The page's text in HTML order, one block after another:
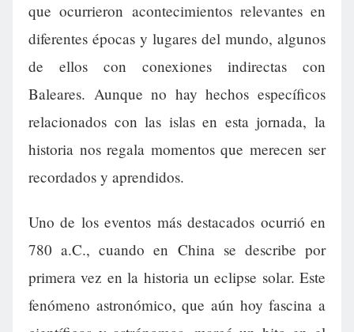
que ocurrieron acontecimientos relevantes en
diferentes épocas y lugares del mundo, algunos
de ellos con conexiones indirectas con
Baleares. Aunque no hay hechos específicos
relacionados con las islas en esta jornada, la
historia nos regala momentos que merecen ser
recordados y aprendidos.
Uno de los eventos más destacados ocurrió en
780 a.C., cuando en China se describe por
primera vez en la historia un eclipse solar. Este
fenómeno astronómico, que aún hoy fascina a